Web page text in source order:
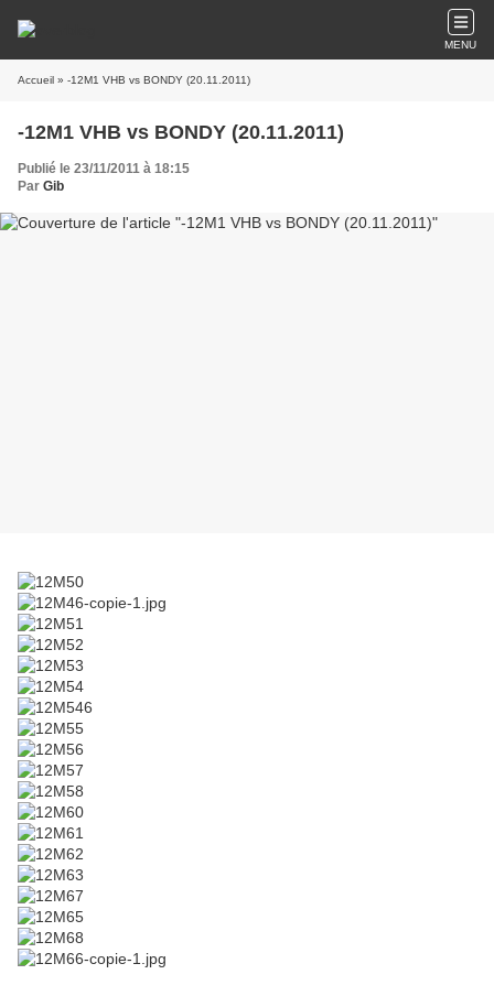
MENU
Accueil » -12M1 VHB vs BONDY (20.11.2011)
-12M1 VHB vs BONDY (20.11.2011)
Publié le 23/11/2011 à 18:15
Par Gib